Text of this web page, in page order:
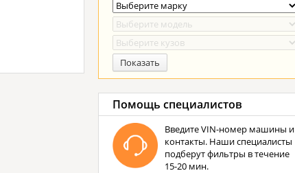
Показать
Помощь специалистов
Введите VIN-номер машины и
контакты. Наши специалисты
подберут фильтры в течение
15-20 мин.